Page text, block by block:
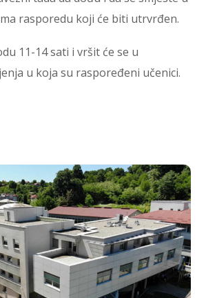
rasporedu koji će biti utrvrđen.
11-14 sati i vršit će se u
u koja su raspoređeni učenici.